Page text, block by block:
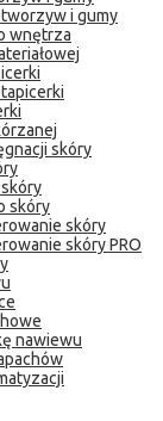
i gumy
wnętrza
skóry
skóry
skóry
skóry PRO
nawiewu